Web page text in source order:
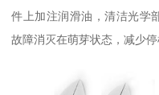
件上加注润滑油，清洁光学
故障消灭在萌芽状态，减少停